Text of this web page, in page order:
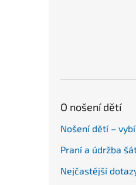
O nošení dětí
Nošení dětí –
Praní a údržba
Nejčastější